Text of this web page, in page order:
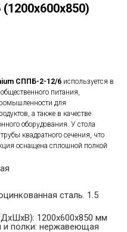
СППБ-2-12/6 используется в
питания,
для
а также в качестве
оборудования. У стола
квадратного сечения, что
оснащена сплошной полкой
сталь. 1.5
1200х600х850 мм
и полки: нержавеющая